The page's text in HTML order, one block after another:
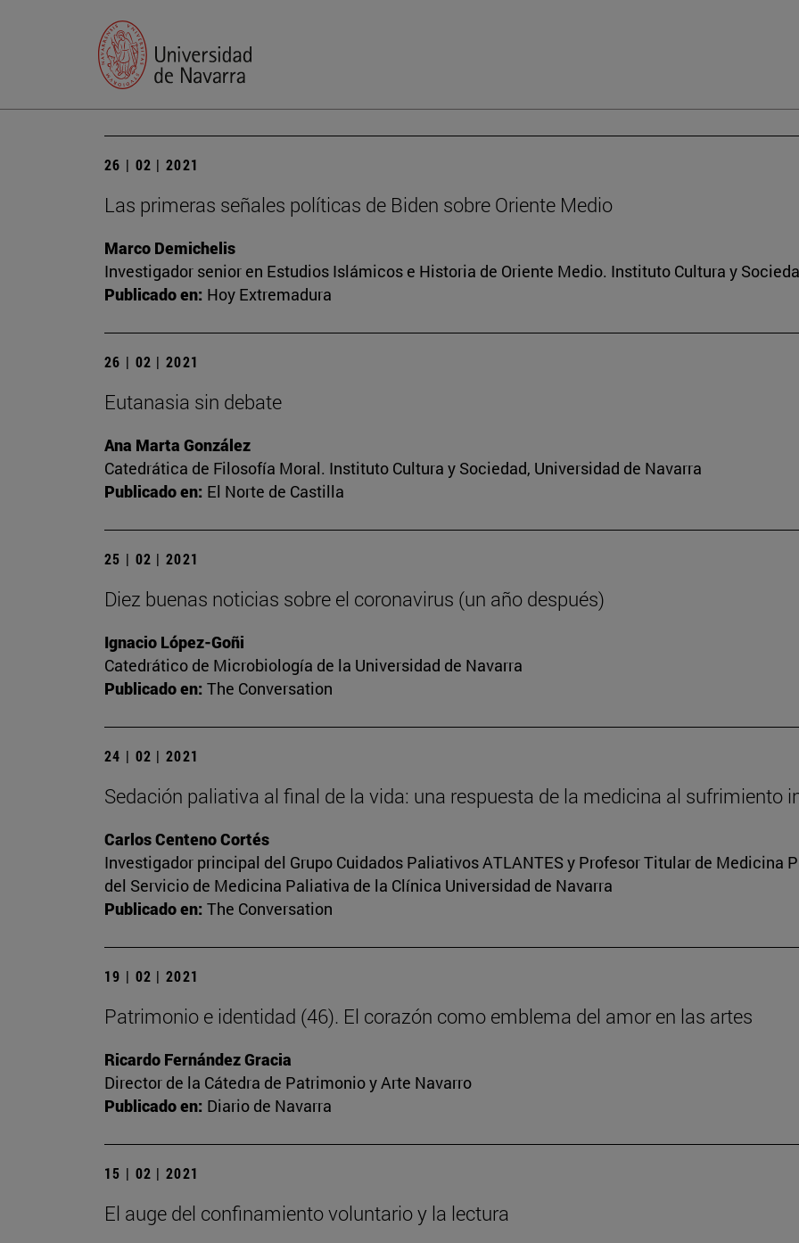
26 | 02 | 2021
Las primeras señales políticas de Biden sobre Oriente Medio
Marco Demichelis
Investigador senior en Estudios Islámicos e Historia de Oriente Medio. Instituto Cultura y
Publicado en: Hoy Extremadura
26 | 02 | 2021
Eutanasia sin debate
Ana Marta González
Catedrática de Filosofía Moral. Instituto Cultura y Sociedad, Universidad de Navarra
Publicado en: El Norte de Castilla
25 | 02 | 2021
Diez buenas noticias sobre el coronavirus (un año después)
Ignacio López-Goñi
Catedrático de Microbiología de la Universidad de Navarra
Publicado en: The Conversation
24 | 02 | 2021
Sedación paliativa al final de la vida: una respuesta de la medicina al sufrimiento
Carlos Centeno Cortés
Investigador principal del Grupo Cuidados Paliativos ATLANTES y Profesor Titular de Medicina
del Servicio de Medicina Paliativa de la Clínica Universidad de Navarra
Publicado en: The Conversation
19 | 02 | 2021
Patrimonio e identidad (46). El corazón como emblema del amor en las artes
Ricardo Fernández Gracia
Director de la Cátedra de Patrimonio y Arte Navarro
Publicado en: Diario de Navarra
15 | 02 | 2021
El auge del confinamiento voluntario y la lectura